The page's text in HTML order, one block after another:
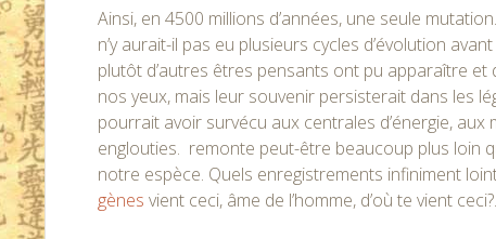
Ainsi, en 4500 millions d’années, une seule
n’y aurait-il pas eu plusieurs cycles d’évolution
plutôt d’autres êtres pensants ont pu apparaître
nos yeux, mais leur souvenir persisterait dans les
pourrait avoir survécu aux centrales d’énergie,
englouties. remonte peut-être beaucoup plus loin
notre espèce. Quels enregistrements infiniment
gènes vient ceci, âme de l’homme, d’où te vient